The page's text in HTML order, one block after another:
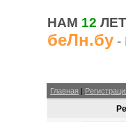
НАМ 12 ЛЕТ
беЛн.бу -
Главная |